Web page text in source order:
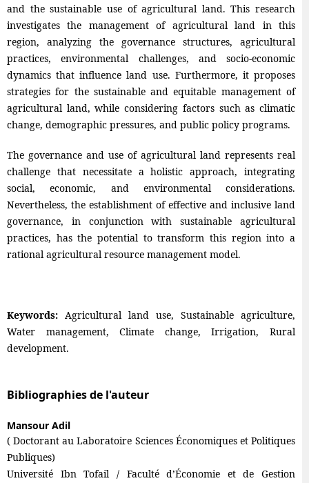
and the sustainable use of agricultural land. This research
investigates the management of agricultural land in this
region, analyzing the governance structures, agricultural
practices, environmental challenges, and socio-economic
dynamics that influence land use. Furthermore, it proposes
strategies for the sustainable and equitable management of
agricultural land, while considering factors such as climatic
change, demographic pressures, and public policy programs.
The governance and use of agricultural land represents real
challenge that necessitate a holistic approach, integrating
social, economic, and environmental considerations.
Nevertheless, the establishment of effective and inclusive land
governance, in conjunction with sustainable agricultural
practices, has the potential to transform this region into a
rational agricultural resource management model.
Keywords:Agricultural land use, Sustainable agriculture,
Water management, Climate change, Irrigation, Rural
development.
Bibliographies de l'auteur
Mansour Adil
( Doctorant au Laboratoire Sciences Économiques et Politiques
Publiques)
Université Ibn Tofail / Faculté d’Économie et de Gestion